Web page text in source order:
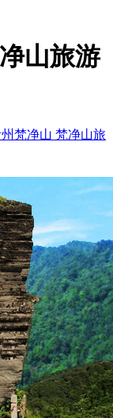
山旅游
梵净山 梵净山旅